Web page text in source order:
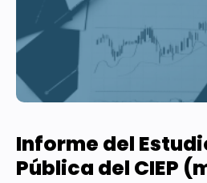
Informe del
Pública del CIEP